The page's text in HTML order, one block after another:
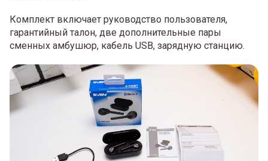
Комплект включает руководство пользователя,
гарантийный талон, две дополнительные пары
сменных амбушюр, кабель USB, зарядную станцию.